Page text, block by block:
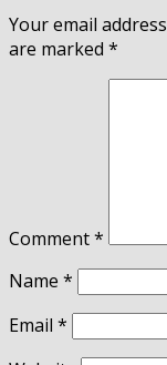
Your email
are marked *
Comment*
Name *
Email *